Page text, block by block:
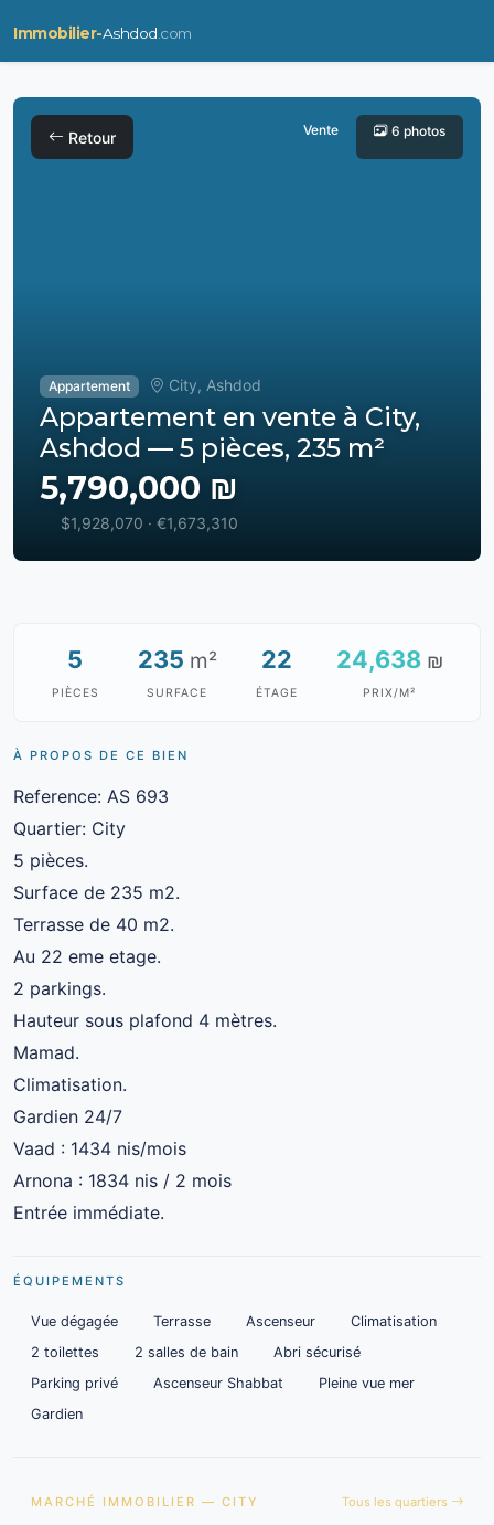
Immobilier-Ashdod .com
Retour Vente 6 photos
Appartement City, Ashdod
Appartement en vente à City,
Ashdod — 5 pièces, 235 m²
5,790,000 ₪
$1,928,070 · €1,673,310
5
PIÈCES
235 m²
SURFACE
22
ÉTAGE
24,638₪
PRIX/M²
À PROPOS DE CE BIEN
Reference: AS 693
Quartier: City
5 pièces.
Surface de 235 m2.
Terrasse de 40 m2.
Au 22 eme etage.
2 parkings.
Hauteur sous plafond 4 mètres.
Mamad.
Climatisation.
Gardien 24/7
Vaad : 1434 nis/mois
Arnona : 1834 nis / 2 mois
Entrée immédiate.
ÉQUIPEMENTS
Vue dégagée Terrasse Ascenseur
Climatisation
2 toilettes
2 salles de bain
Abri sécurisé
Parking privé
Ascenseur Shabbat
Pleine vue mer
Gardien
MARCHÉ IMMOBILIER — CITY Tous les quartiers